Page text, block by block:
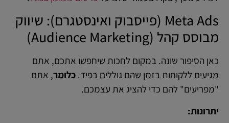
Meta Ads (פייסבוק ואינסטגרם): שיווק
מבוסס קהל (Audience Marketing)
כאן הסיפור שונה. במקום לחכות שיחפשו אתכם, אתם
מגיעים ללקוחות בזמן שהם גוללים בפיד. כלומר, אתם
"מפריעים" להם כדי להציג את עצמכם.
יתרונות: